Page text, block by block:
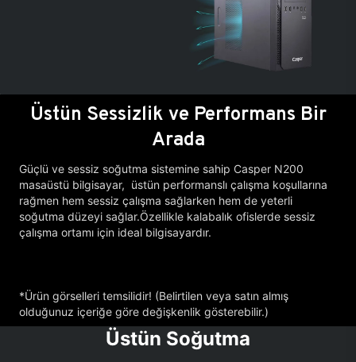
Üstün Sessizlik ve Performans Bir
Arada
Güçlü ve sessiz soğutma sistemine sahip Casper N200
masaüstü bilgisayar, üstün performanslı çalışma koşullarına
rağmen hem sessiz çalışma sağlarken hem de yeterli
soğutma düzeyi sağlar.Özellikle kalabalık ofislerde sessiz
çalışma ortamı için ideal bilgisayardır.
*Ürün görselleri temsilidir! (Belirtilen veya satın almış
olduğunuz içeriğe göre değişkenlik gösterebilir.)
Üstün Soğutma